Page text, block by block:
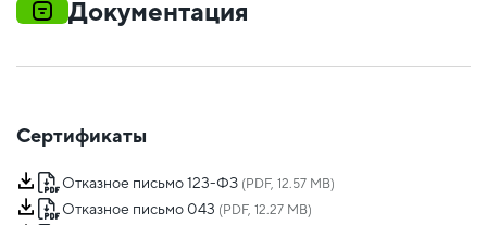
Документация
Сертификаты
Отказное письмо 123-ФЗ (PDF, 12.57 MB)
Отказное письмо 043 (PDF, 12.27 MB)